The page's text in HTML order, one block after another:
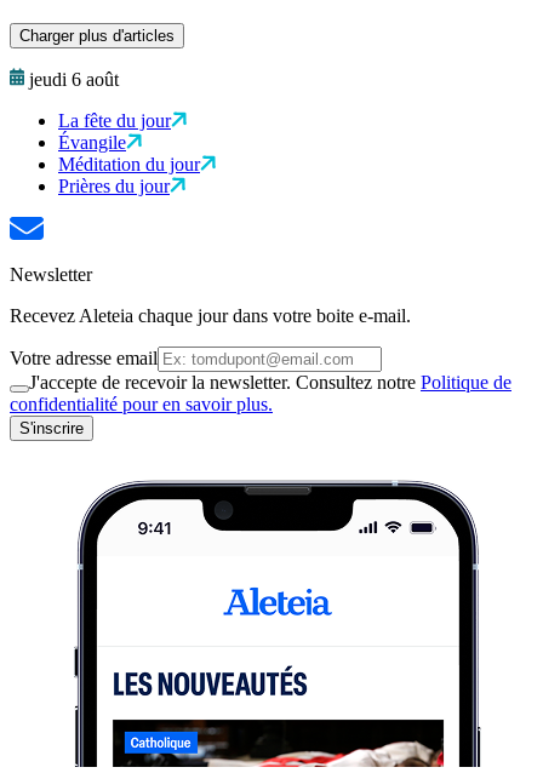
Charger plus d'articles
jeudi 6 août
La fête du jour
Évangile
Méditation du jour
Prières du jour
Newsletter
Recevez Aleteia chaque jour dans votre boite e-mail.
Votre adresse email
J'accepte de recevoir la newsletter. Consultez notre Politique de
confidentialité pour en savoir plus.
S'inscrire